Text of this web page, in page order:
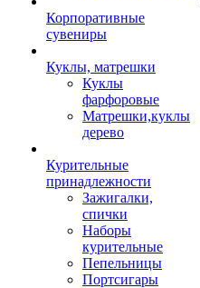
Корпоративные
сувениры
Куклы, матрешки
Куклы
фарфоровые
Матрешки,куклы
дерево
Курительные
принадлежности
Зажигалки,
спички
Наборы
курительные
Пепельницы
Портсигары